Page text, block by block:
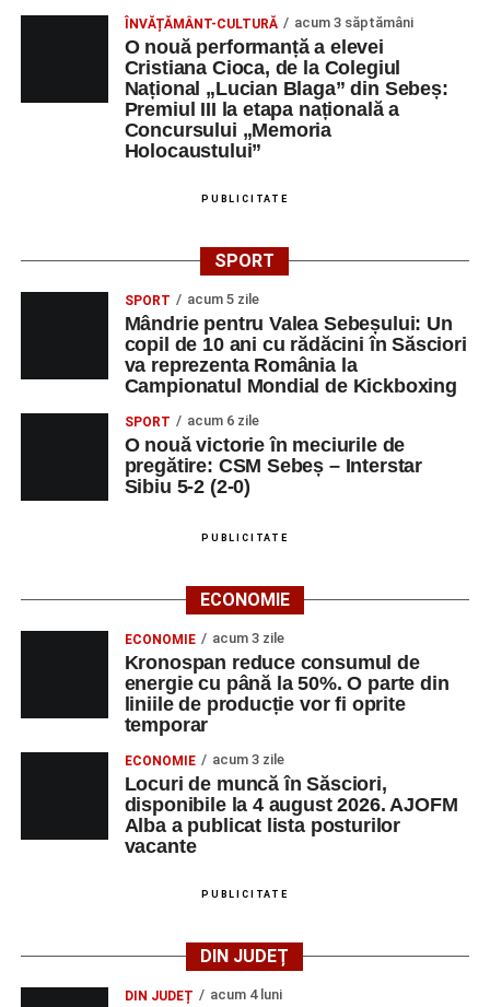
ÎNVĂȚĂMÂNT-CULTURĂ acum 3 săptămâni
O nouă performanță a elevei
Cristiana Cioca, de la Colegiul
Național „Lucian Blaga” din Sebeș:
Premiul III la etapa națională a
Concursului „Memoria
Holocaustului”
PUBLICITATE
SPORT
SPORT acum 5 zile
Mândrie pentru Valea Sebeșului: Un
copil de 10 ani cu rădăcini în Săsciori
va reprezenta România la
Campionatul Mondial de Kickboxing
SPORT acum 6 zile
O nouă victorie în meciurile de
pregătire: CSM Sebeș – Interstar
Sibiu 5-2 (2-0)
PUBLICITATE
ECONOMIE
ECONOMIE acum 3 zile
Kronospan reduce consumul de
energie cu până la 50%. O parte din
liniile de producție vor fi oprite
temporar
ECONOMIE acum 3 zile
Locuri de muncă în Săsciori,
disponibile la 4 august 2026. AJOFM
Alba a publicat lista posturilor
vacante
PUBLICITATE
DIN JUDEȚ
DIN JUDEȚ acum 4 luni